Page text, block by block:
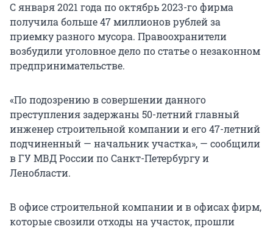
С января 2021 года по октябрь 2023-го фирма
получила больше 47 миллионов рублей за
приемку разного мусора. Правоохранители
возбудили уголовное дело по статье о незаконном
предпринимательстве.
«По подозрению в совершении данного
преступления задержаны 50-летний главный
инженер строительной компании и его 47-летний
подчиненный — начальник участка», — сообщили
в ГУ МВД России по Санкт-Петербургу и
Ленобласти.
В офисе строительной компании и в офисах фирм,
которые свозили отходы на участок, прошли